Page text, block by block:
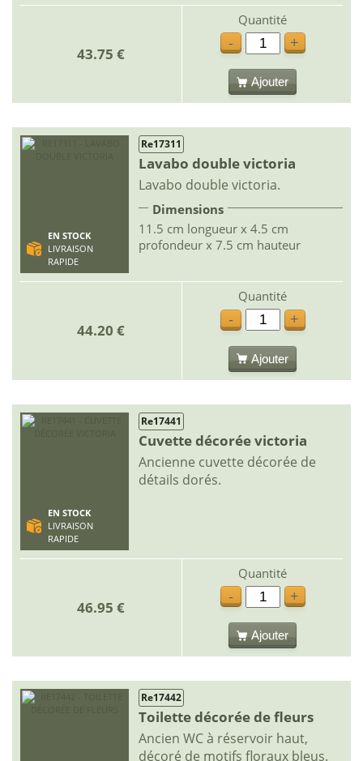
43.75 €
Quantité
-
+
Ajouter
EN STOCK
LIVRAISON
RAPIDE
Re17311
Lavabo double victoria
Lavabo double victoria.
Dimensions
11.5 cm longueur x 4.5 cm
profondeur x 7.5 cm hauteur
44.20 €
Quantité
-
+
Ajouter
EN STOCK
LIVRAISON
RAPIDE
Re17441
Cuvette décorée victoria
Ancienne cuvette décorée de
détails dorés.
46.95 €
Quantité
-
+
Ajouter
Re17442
Toilette décorée de fleurs
Ancien WC à réservoir haut,
décoré de motifs floraux bleus.